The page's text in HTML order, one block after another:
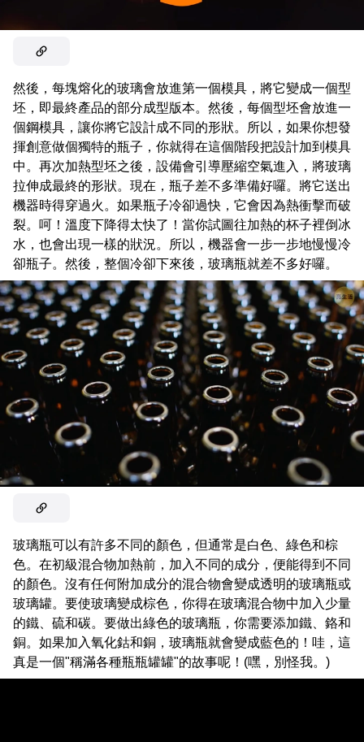
然後，每塊熔化的玻璃會放進第一個模具，將它變成一個型
坯，即最終產品的部分成型版本。然後，每個型坯會放進一
個鋼模具，讓你將它設計成不同的形狀。所以，如果你想發
揮創意做個獨特的瓶子，你就得在這個階段把設計加到模具
中。再次加熱型坯之後，設備會引導壓縮空氣進入，將玻璃
拉伸成最終的形狀。現在，瓶子差不多準備好囉。將它送出
機器時得穿過火。如果瓶子冷卻過快，它會因為熱衝擊而破
裂。呵！溫度下降得太快了！當你試圖往加熱的杯子裡倒冰
水，也會出現一樣的狀況。所以，機器會一步一步地慢慢冷
卻瓶子。然後，整個冷卻下來後，玻璃瓶就差不多好囉。
玻璃瓶可以有許多不同的顏色，但通常是白色、綠色和棕
色。在初級混合物加熱前，加入不同的成分，便能得到不同
的顏色。沒有任何附加成分的混合物會變成透明的玻璃瓶或
玻璃罐。要使玻璃變成棕色，你得在玻璃混合物中加入少量
的鐵、硫和碳。要做出綠色的玻璃瓶，你需要添加鐵、鉻和
銅。如果加入氧化鈷和銅，玻璃瓶就會變成藍色的！哇，這
真是一個"稱滿各種瓶瓶罐罐"的故事呢！(嘿，別怪我。)